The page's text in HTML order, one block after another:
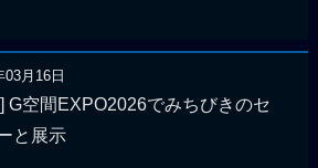
03月16日
G空間EXPO2026でみちびきのセ
と展示